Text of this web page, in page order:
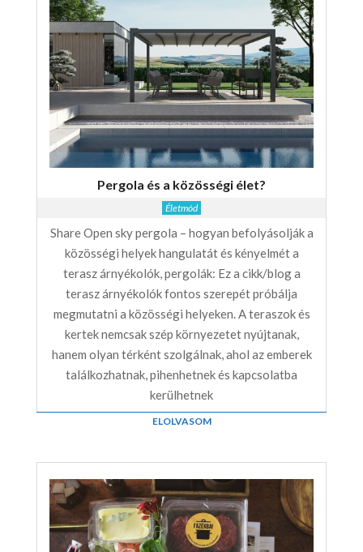
Pergola és a közösségi élet?
Életmód
Share Open sky pergola – hogyan befolyásolják a
közösségi helyek hangulatát és kényelmét a
terasz árnyékolók, pergolák: Ez a cikk/blog a
terasz árnyékolók fontos szerepét próbálja
megmutatni a közösségi helyeken. A teraszok és
kertek nemcsak szép környezetet nyújtanak,
hanem olyan térként szolgálnak, ahol az emberek
találkozhatnak, pihenhetnek és kapcsolatba
kerülhetnek
ELOLVASOM